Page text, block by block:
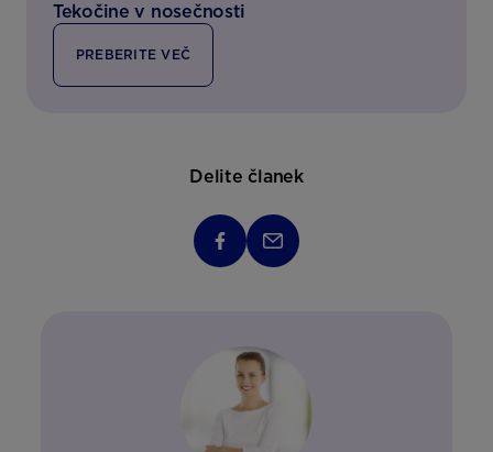
Tekočine v nosečnosti
PREBERITE VEČ
Delite članek